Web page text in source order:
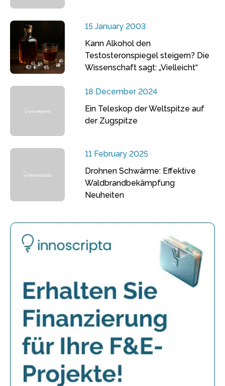
15 January 2003
Kann Alkohol den
Testosteronspiegel steigern? Die
Wissenschaft sagt: „Vielleicht“
18 December 2024
Ein Teleskop der Weltspitze auf
der Zugspitze
11 February 2025
Drohnen Schwärme: Effektive
Waldbrandbekämpfung
Neuheiten